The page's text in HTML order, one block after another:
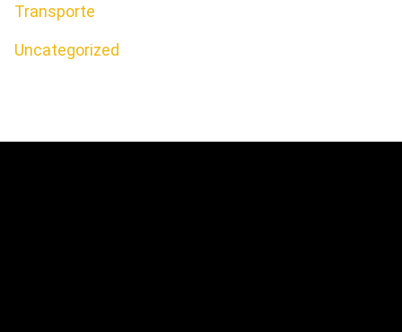
Transporte
Uncategorized